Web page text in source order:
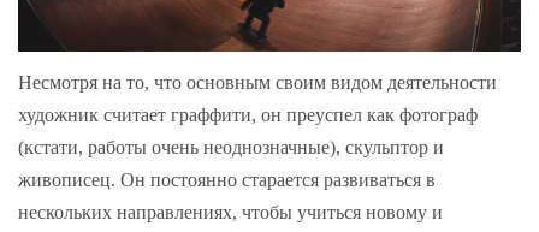
Несмотря на то, что основным своим видом деятельности
художник считает граффити, он преуспел как фотограф
(кстати, работы очень неоднозначные), скульптор и
живописец. Он постоянно старается развиваться в
нескольких направлениях, чтобы учиться новому и